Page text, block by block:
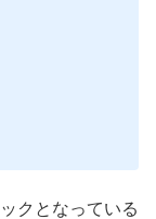
クとなっている